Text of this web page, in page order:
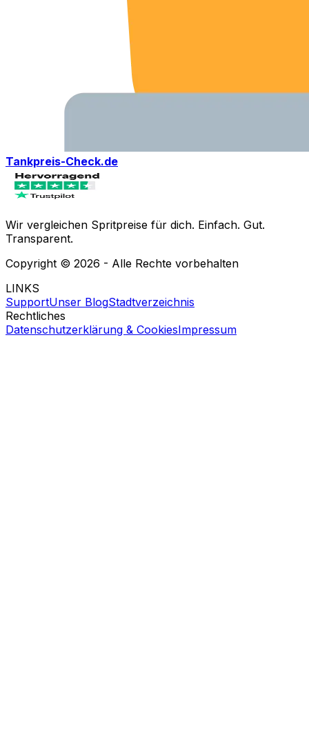
Tankpreis-Check.de
Wir vergleichen Spritpreise für dich. Einfach. Gut.
Transparent.
Copyright © 2026 - Alle Rechte vorbehalten
LINKS
SupportUnser BlogStadtverzeichnis
Rechtliches
Datenschutzerklärung & CookiesImpressum